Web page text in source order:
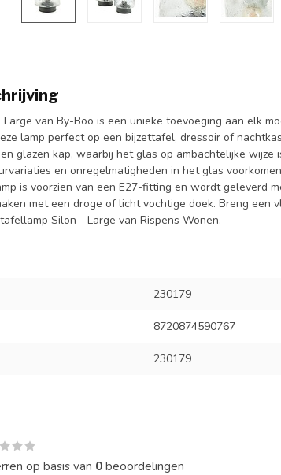
van By-Boo is een unieke toevoeging aan elk
lamp perfect op een bijzettafel, dressoir of
glazen kap, waarbij het glas op ambachtelijke wijze
en onregelmatigheden in het glas
is voorzien van een E27-fitting en wordt geleverd
met een droge of licht vochtige doek. Breng een
Silon - Large van Rispens Wonen.
230179
8720874590767
230179
op basis van 0beoordelingen